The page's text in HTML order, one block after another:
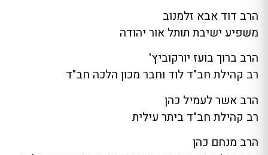
הרב דוד אבא זלמנוב
משפיע ישיבת תותל אור יהודה
הרב ברוך בועז יורקוביץ'
רב קהילת חב"ד לוד וחבר מכון הלכה חב"ד
הרב אשר לעמיל כהן
רב קהילת חב"ד ביתר עילית
הרב מנחם כהן